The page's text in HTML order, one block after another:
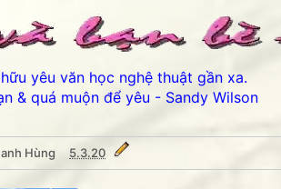
yêu văn học nghệ thuật gần xa.
& quá muộn để yêu - Sandy Wilson
Hùng 5.3.20